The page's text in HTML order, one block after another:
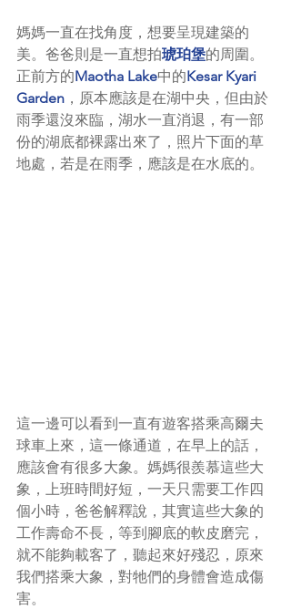
媽媽一直在找角度，想要呈現建築的
美。爸爸則是一直想拍琥珀堡的周圍。
正前方的Maotha Lake中的Kesar Kyari
Garden ，原本應該是在湖中央，但由於
雨季還沒來臨，湖水一直消退，有一部
份的湖底都裸露出來了，照片下面的草
地處，若是在雨季，應該是在水底的。
這一邊可以看到一直有遊客搭乘高爾夫
球車上來，這一條通道，在早上的話，
應該會有很多大象。媽媽很羨慕這些大
象，上班時間好短，一天只需要工作四
個小時，爸爸解釋說，其實這些大象的
工作壽命不長，等到腳底的軟皮磨完，
就不能夠載客了，聽起來好殘忍，原來
我們搭乘大象，對牠們的身體會造成傷
害。